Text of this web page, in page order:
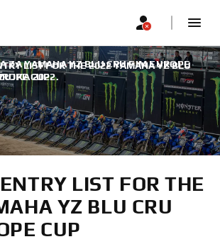
LIST FOR THE 2022 YAMAHA YZ BLU
CUP
ZA YAMAHA YZ BLU CRU FIM EUROPE
2022.
LIST FOR THE
YZ BLU CRU
CUP